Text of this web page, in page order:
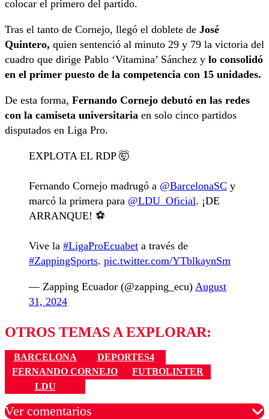
colocar el primero del partido.
Tras el tanto de Cornejo, llegó el doblete de José
Quintero, quien sentenció al minuto 29 y 79 la victoria del
cuadro que dirige Pablo ‘Vitamina’ Sánchez y lo consolidó
en el primer puesto de la competencia con 15 unidades.
De esta forma, Fernando Cornejo debutó en las redes
con la camiseta universitaria en solo cinco partidos
disputados en Liga Pro.
EXPLOTA EL RDP 🤯
Fernando Cornejo madrugó a @BarcelonaSC y
marcó la primera para @LDU_Oficial. ¡DE
ARRANQUE! ⚽️
Vive la #LigaProEcuabet a través de
#ZappingSports. pic.twitter.com/YTblkaynSm
— Zapping Ecuador (@zapping_ecu) August
31, 2024
OTROS TEMAS A EXPLORAR:
BARCELONA
DEPORTES4
FERNANDO CORNEJO
FUTBOLINTER
LDU
Ver comentarios